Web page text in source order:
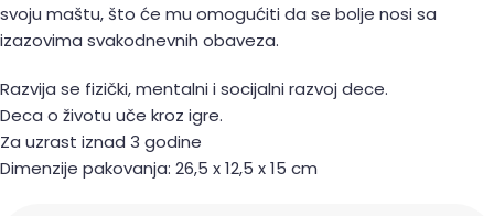
svoju maštu, što će mu omogućiti da se bolje nosi sa
izazovima svakodnevnih obaveza.
Razvija se fizički, mentalni i socijalni razvoj dece.
Deca o životu uče kroz igre.
Za uzrast iznad 3 godine
Dimenzije pakovanja: 26,5 x 12,5 x 15 cm